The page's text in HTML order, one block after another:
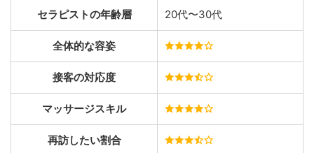
セラピストの年齢層 20代〜30代
全体的な容姿
接客の対応度
マッサージスキル
再訪したい割合